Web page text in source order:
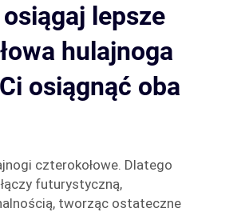
lepsze
hulajnoga
osiągnąć oba
czterokołowe. Dlatego
futurystyczną,
tworząc ostateczne